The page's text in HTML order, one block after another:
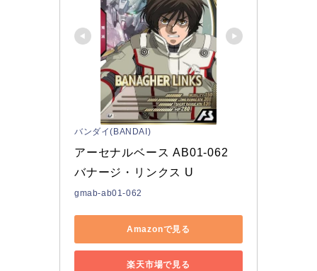
バンダイ(BANDAI)
アーセナルベース AB01-062
バナージ・リンクス U
gmab-ab01-062
Amazonで見る
楽天市場で見る